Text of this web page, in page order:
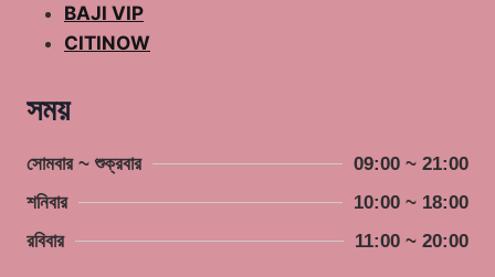
BAJI VIP
CITINOW
সময়
সোমবার ~ শুক্রবার
09:00 ~ 21:00
শনিবার
10:00 ~ 18:00
রবিবার
11:00 ~ 20:00